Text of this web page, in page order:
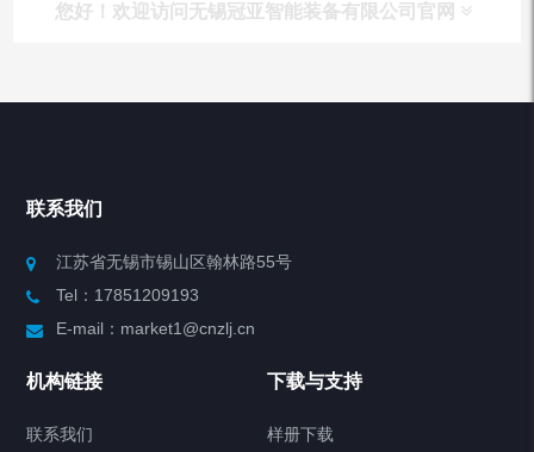
您好！欢迎访问无锡冠亚智能装备有限公司官网
制冷加热动态控温系统
联系我们
江苏省无锡市锡山区翰林路55号
Tel：17851209193
E-mail：market1@cnzlj.cn
机构链接
联系我们
下载与支持
样册下载